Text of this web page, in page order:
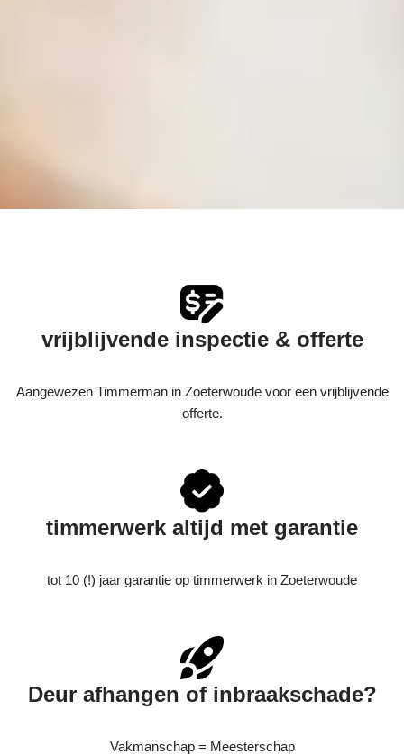
vrijblijvende inspectie & offerte
Aangewezen Timmerman in Zoeterwoude voor een vrijblijvende
offerte.
timmerwerk altijd met garantie
tot 10 (!) jaar garantie op timmerwerk in Zoeterwoude
Deur afhangen of inbraakschade?
Vakmanschap = Meesterschap